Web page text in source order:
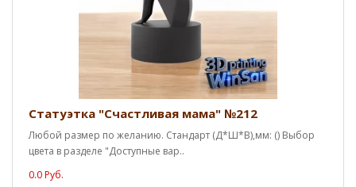
Статуэтка "Счастливая мама" №212
Любой размер по желанию. Стандарт (Д*Ш*В),мм: () Выбор
цвета в разделе "Доступные вар..
0.0 Руб.